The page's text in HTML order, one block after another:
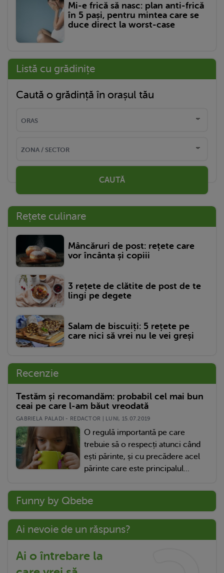
Mi-e frică să nasc: plan anti-frică
în 5 pași, pentru mintea care se
duce direct la worst-case
Listă cu grădinițe
Caută o grădință în orașul tău
CAUTĂ
Rețete culinare
Mâncăruri de post: rețete care
vor încânta și copiii
3 rețete de clătite de post de te
lingi pe degete
Salam de biscuiți: 5 rețete pe
care nici să vrei nu le vei greși
Recenzie
Testăm și recomandăm: probabil cel mai bun
ceai pe care l-am băut vreodată
GABRIELA PALADI - REDACTOR | LUNI, 15.07.2019
O regulă importantă pe care
trebuie să o respecți atunci când
ești părinte, și cu precădere acel
părinte care este principalul...
Funny by Qbebe
Ai nevoie de un răspuns?
Ai o întrebare la